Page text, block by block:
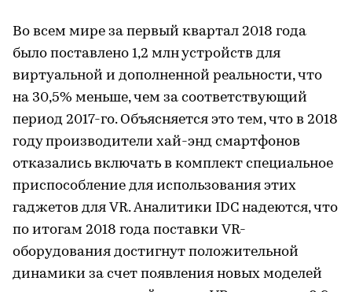
Во всем мире за первый квартал 2018 года
было поставлено 1,2 млн устройств для
виртуальной и дополненной реальности, что
на 30,5% меньше, чем за соответствующий
период 2017-го. Объясняется это тем, что в 2018
году производители хай-энд смартфонов
отказались включать в комплект специальное
приспособление для использования этих
гаджетов для VR. Аналитики IDC надеются, что
по итогам 2018 года поставки VR-
оборудования достигнут положительной
динамики за счет появления новых моделей